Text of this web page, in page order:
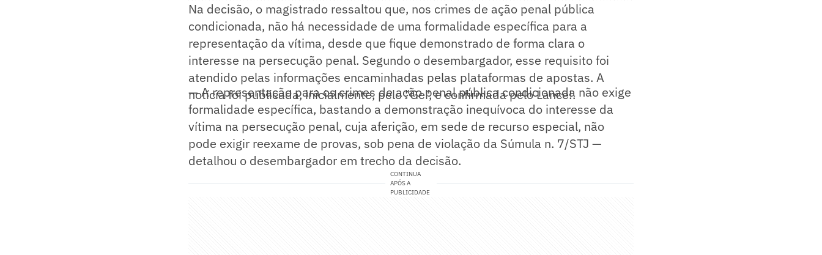
Na decisão, o magistrado ressaltou que, nos crimes de ação penal pública
condicionada, não há necessidade de uma formalidade específica para a
representação da vítima, desde que fique demonstrado de forma clara o
interesse na persecução penal. Segundo o desembargador, esse requisito foi
atendido pelas informações encaminhadas pelas plataformas de apostas. A
notícia foi publicada, inicialmente, pelo "Ge", e confirmada pelo Lance!.
— A representação para os crimes de ação penal pública condicionada não exige
formalidade específica, bastando a demonstração inequívoca do interesse da
vítima na persecução penal, cuja aferição, em sede de recurso especial, não
pode exigir reexame de provas, sob pena de violação da Súmula n. 7/STJ —
detalhou o desembargador em trecho da decisão.
CONTINUA
APÓS A
PUBLICIDADE